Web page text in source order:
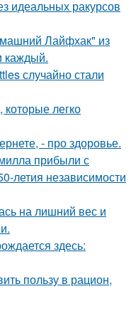
идеальных ракурсов
Лайфхак" из
каждый.
случайно стали
которые легко
- про здоровье.
прибыли с
летия независимости
на лишний вес и
здесь:
пользу в рацион,